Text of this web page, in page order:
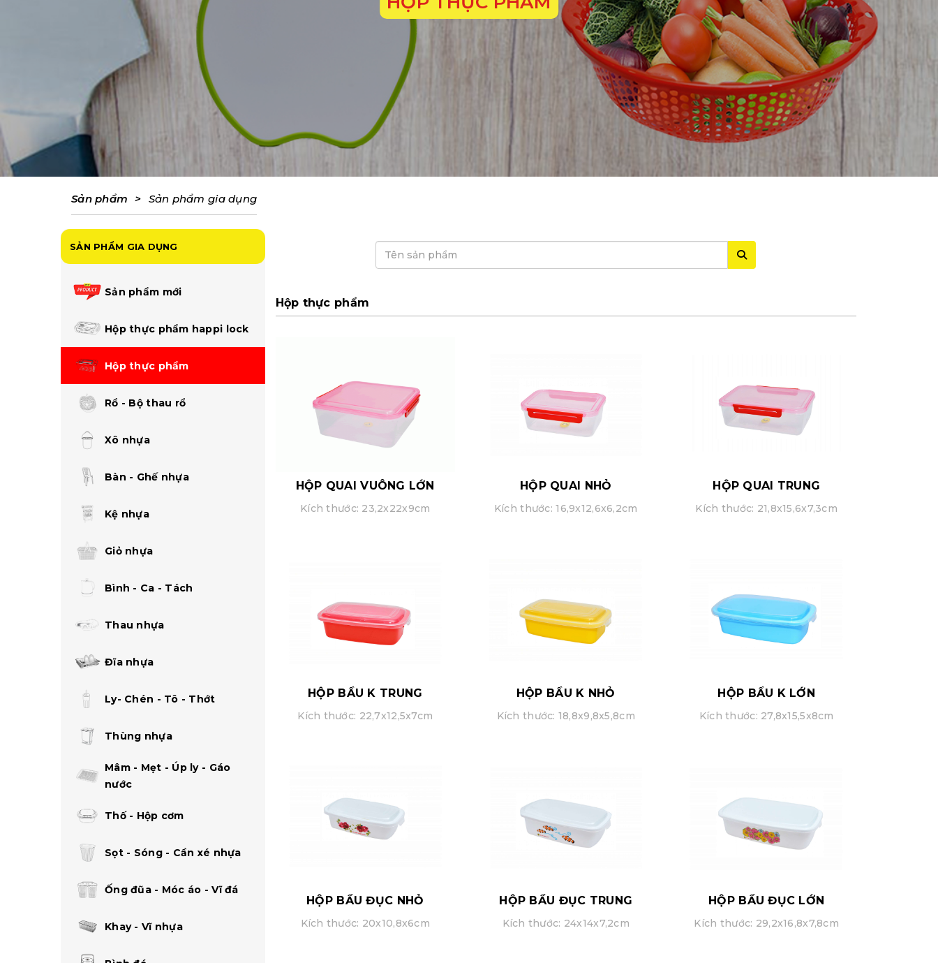
Sản phẩm > Sản phẩm gia dụng
SẢN PHẨM GIA DỤNG
Sản phẩm mới
Hộp thực phẩm happi lock
Hộp thực phẩm
Rổ - Bộ thau rổ
Xô nhựa
Bàn - Ghế nhựa
Kệ nhựa
Giỏ nhựa
Bình - Ca - Tách
Thau nhựa
Đĩa nhựa
Ly- Chén - Tô - Thớt
Thùng nhựa
Mâm - Mẹt - Úp ly - Gáo
nước
Thố - Hộp cơm
Sọt - Sóng - Cần xé nhựa
Ống đũa - Móc áo - Vĩ đá
Khay - Vĩ nhựa
Hộp thực phẩm
HỘP QUAI VUÔNG LỚN
Kích thước: 23,2x22x9cm
HỘP QUAI NHỎ
Kích thước: 16,9x12,6x6,2cm
HỘP QUAI TRUNG
Kích thước: 21,8x15,6x7,3cm
HỘP BẦU K TRUNG
Kích thước: 22,7x12,5x7cm
HỘP BẦU K NHỎ
Kích thước: 18,8x9,8x5,8cm
HỘP BẦU K LỚN
Kích thước: 27,8x15,5x8cm
HỘP BẦU ĐỤC NHỎ
Kích thước: 20x10,8x6cm
HỘP BẦU ĐỤC TRUNG
Kích thước: 24x14x7,2cm
HỘP BẦU ĐỤC LỚN
Kích thước: 29,2x16,8x7,8cm